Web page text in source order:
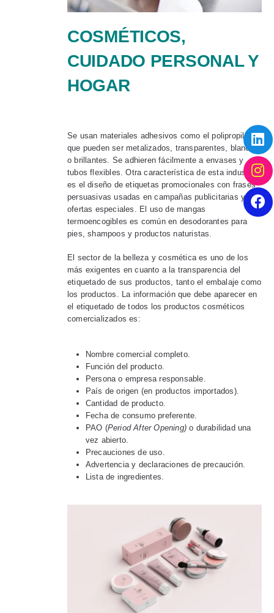
COSMÉTICOS,
CUIDADO PERSONAL Y
HOGAR
Se usan materiales adhesivos como el polipropileno
que pueden ser metalizados, transparentes, blancos
o brillantes. Se adhieren fácilmente a envases y
tubos flexibles. Otra característica de esta industria
es el diseño de etiquetas promocionales con frases
persuasivas usadas en campañas publicitarias y
ofertas especiales. El uso de mangas
termoencogibles es común en desodorantes para
pies, shampoos y productos naturistas.
El sector de la belleza y cosmética es uno de los
más exigentes en cuanto a la transparencia del
etiquetado de sus productos, tanto el embalaje como
los productos. La información que debe aparecer en
el etiquetado de todos los productos cosméticos
comercializados es:
Nombre comercial completo.
Función del producto.
Persona o empresa responsable.
País de origen (en productos importados).
Cantidad de producto.
Fecha de consumo preferente.
PAO (Period After Opening)o durabilidad una
vez abierto.
Precauciones de uso.
Advertencia y declaraciones de precaución.
Lista de ingredientes.